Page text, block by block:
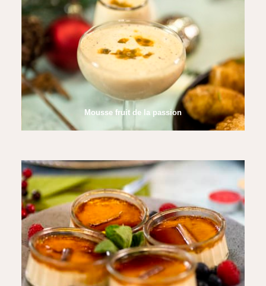
Mousse fruit de la passion